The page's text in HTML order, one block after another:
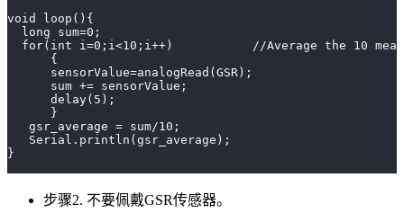
void loop(){
  long sum=0;
for(int i=0;i<10;i++)           //Average the 10
      {
      sensorValue=analogRead(GSR);
      sum += sensorValue;
      delay(5);
      }
   gsr_average = sum/10;
   Serial.println(gsr_average);
}
步骤2. 不要佩戴GSR传感器。